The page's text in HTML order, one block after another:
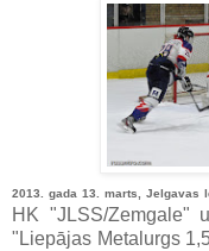
2013. gada 13. marts, Jelgavas
HK "JLSS/Zemgale"
"Liepājas Metalurgs